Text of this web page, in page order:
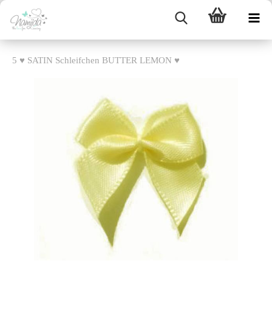
5 ♥ SATIN Schleifchen BUTTER LEMON ♥